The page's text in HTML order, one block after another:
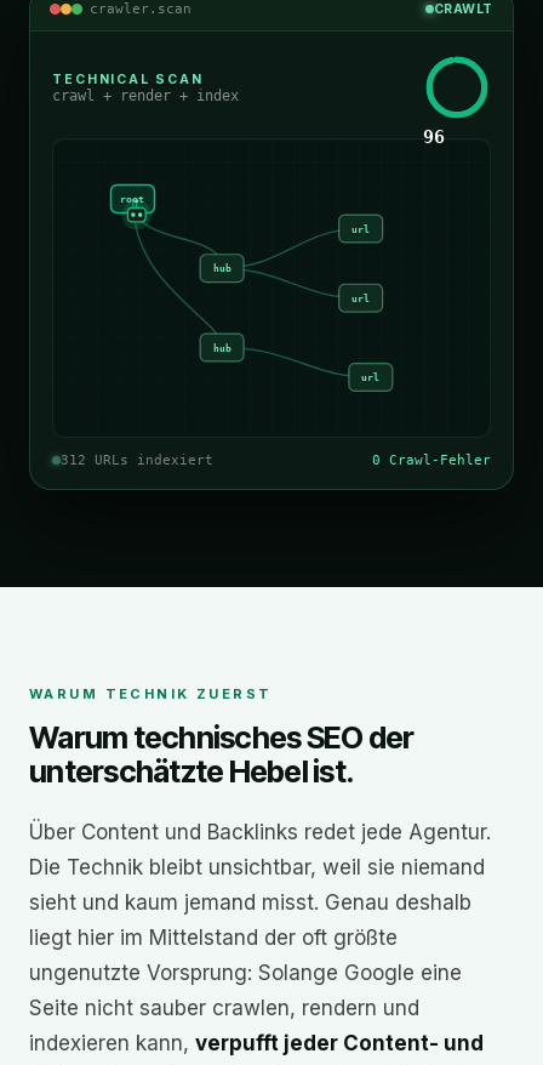
crawler.scan CRAWLT
TECHNICAL SCAN
crawl + render + index
96
root
hub
hub
url
url
url
312 URLs indexiert 0 Crawl-Fehler
WARUM TECHNIK ZUERST
Warum technisches SEO der
unterschätzte Hebel ist.
Über Content und Backlinks redet jede Agentur.
Die Technik bleibt unsichtbar, weil sie niemand
sieht und kaum jemand misst. Genau deshalb
liegt hier im Mittelstand der oft größte
ungenutzte Vorsprung: Solange Google eine
Seite nicht sauber crawlen, rendern und
indexieren kann, verpufft jeder Content- und